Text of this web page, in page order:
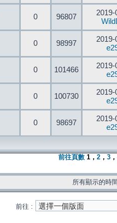
0 96807
2019-
0 98997
2019-
0 101466
2019-
0 100730
2019-
0 98697
2019-
前往頁數 1 ， 2 ， 3 ，
所有顯示的時
前往 :